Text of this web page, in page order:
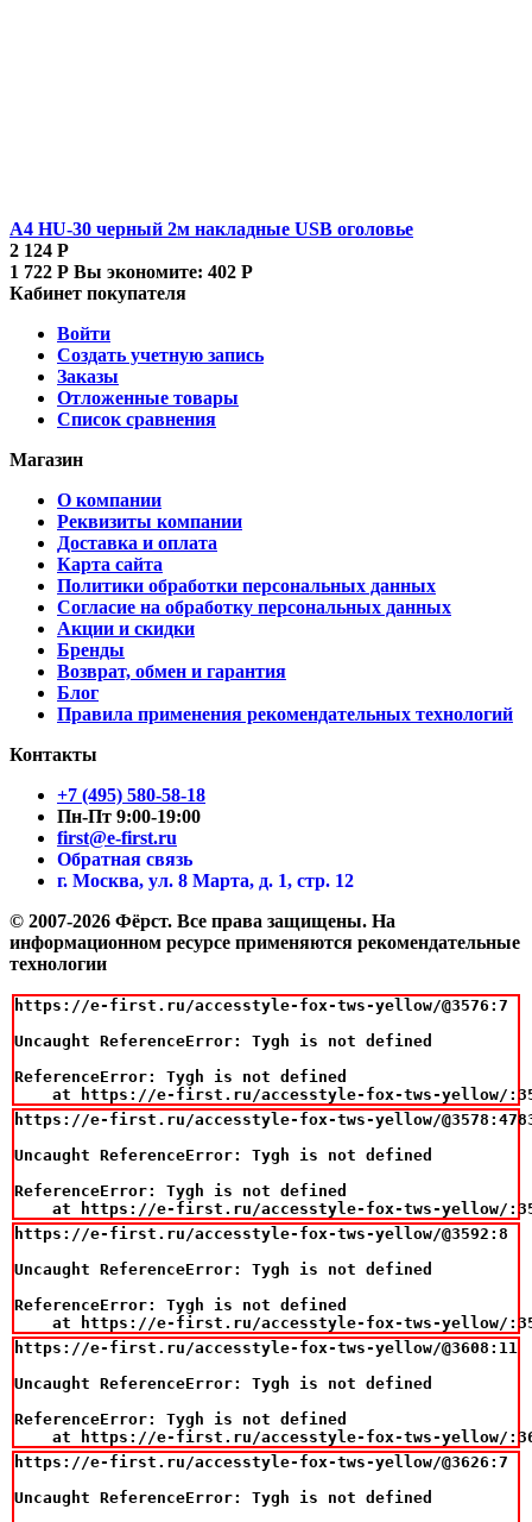
A4 HU-30 черный 2м накладные USB оголовье
2 124 Р
1 722 Р Вы экономите: 402 Р
Кабинет покупателя
Войти
Создать учетную запись
Заказы
Отложенные товары
Список сравнения
Магазин
О компании
Реквизиты компании
Доставка и оплата
Карта сайта
Политики обработки персональных данных
Согласие на обработку персональных данных
Акции и скидки
Бренды
Возврат, обмен и гарантия
Блог
Правила применения рекомендательных технологий
Контакты
+7 (495) 580-58-18
Пн-Пт 9:00-19:00
first@e-first.ru
Обратная связь
г. Москва, ул. 8 Марта, д. 1, стр. 12
© 2007-2026 Фёрст. Все права защищены. На
информационном ресурсе применяются рекомендательные
технологии
https://e-first.ru/accesstyle-fox-tws-yellow/@3576:7
Uncaught ReferenceError: Tygh is not defined
ReferenceError: Tygh is not defined
at https://e-first.ru/accesstyle-fox-tws-yellow/
https://e-first.ru/accesstyle-fox-tws-yellow/
Uncaught ReferenceError: Tygh is not defined
ReferenceError: Tygh is not defined
at https://e-first.ru/accesstyle-fox-tws-yellow/
https://e-first.ru/accesstyle-fox-tws-yellow/@3592:8
Uncaught ReferenceError: Tygh is not defined
ReferenceError: Tygh is not defined
at https://e-first.ru/accesstyle-fox-tws-yellow/
https://e-first.ru/accesstyle-fox-tws-yellow/@3608:11
Uncaught ReferenceError: Tygh is not defined
ReferenceError: Tygh is not defined
at https://e-first.ru/accesstyle-fox-tws-yellow/
https://e-first.ru/accesstyle-fox-tws-yellow/@3626:7
Uncaught ReferenceError: Tygh is not defined